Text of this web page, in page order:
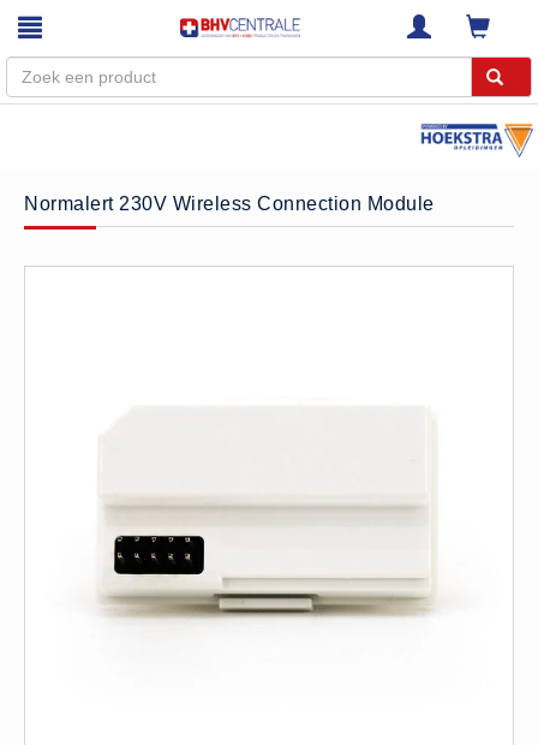
Home
Webshop
Trainingen
ISO 9001 Begeleiding
Evenementenveiligheid
Inspectiecentrale
Normalert 230V Wireless Connection Module